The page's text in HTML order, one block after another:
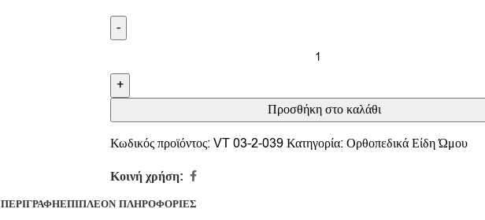
-
+
Προσθήκη στο καλάθι
Κωδικός προϊόντος:VT 03-2-039Κατηγορία: Ορθοπεδικά Είδη Ώμου
Κοινή χρήση:
ΠΕΡΙΓΡΑΦΉΕΠΙΠΛΈΟΝ ΠΛΗΡΟΦΟΡΊΕΣ